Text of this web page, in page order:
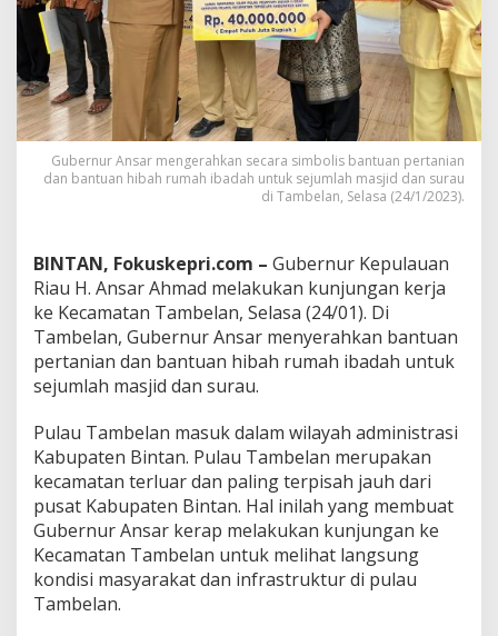
n
T
a
m
b
e
l
a
n
e
r
n
u
K
e
r
i
S
e
r
a
h
k
Gubernur Ansar mengerahkan secara simbolis bantuan pertanian
dan bantuan hibah rumah ibadah untuk sejumlah masjid dan surau
di Tambelan, Selasa (24/1/2023).
BINTAN, Fokuskepri.com – Gubernur Kepulauan
Riau H. Ansar Ahmad melakukan kunjungan kerja
ke Kecamatan Tambelan, Selasa (24/01). Di
Tambelan, Gubernur Ansar menyerahkan bantuan
pertanian dan bantuan hibah rumah ibadah untuk
sejumlah masjid dan surau.
Pulau Tambelan masuk dalam wilayah administrasi
Kabupaten Bintan. Pulau Tambelan merupakan
kecamatan terluar dan paling terpisah jauh dari
pusat Kabupaten Bintan. Hal inilah yang membuat
Gubernur Ansar kerap melakukan kunjungan ke
Kecamatan Tambelan untuk melihat langsung
kondisi masyarakat dan infrastruktur di pulau
Tambelan.